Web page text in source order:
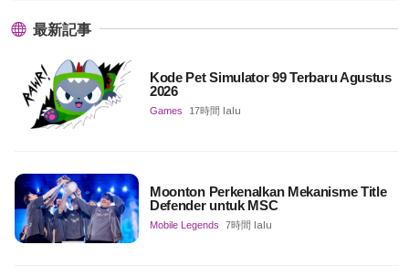
最新記事
Kode Pet Simulator 99 Terbaru Agustus
2026
Games 17時間 lalu
Moonton Perkenalkan Mekanisme Title
Defender untuk MSC
Mobile Legends 7時間 lalu